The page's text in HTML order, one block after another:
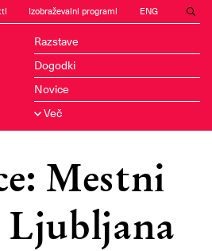
Izobraževalni programi ENG
Razstave
Dogodki
Novice
Več
Mestni
Ljubljana